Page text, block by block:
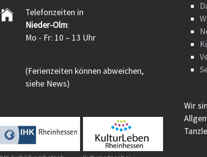
Telefonzeiten in
Nieder-Olm:
Mo - Fr: 10 – 13 Uhr
(Ferienzeiten können abweichen,
siehe News)
Wir